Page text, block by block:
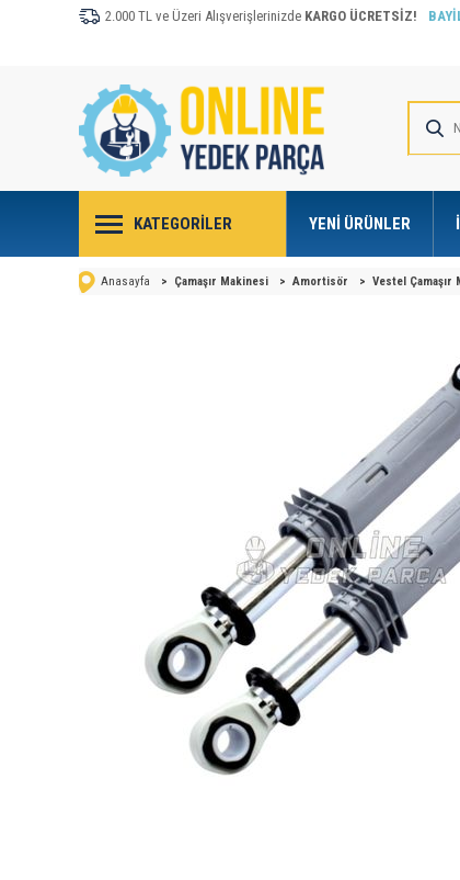
2.000 TL ve Üzeri Alışverişlerinizde KARGO ÜCRETSİZ!
KATEGORILER YENI ÜRÜNLER
Anasayfa > Çamaşır Makinesi > Amortisör > Vestel Çamaşır